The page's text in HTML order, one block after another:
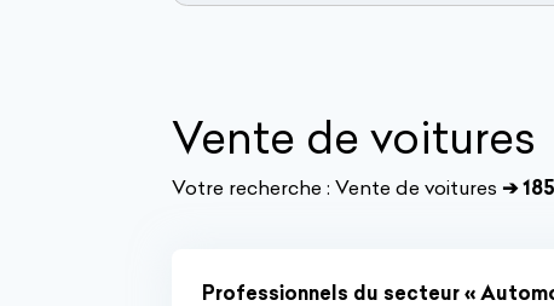
Vente de voitures
Votre recherche : Vente de voitures ➔
Professionnels du secteur «